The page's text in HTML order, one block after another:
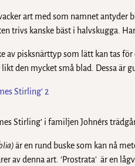
art med som namnet antyder
trivs kanske bäst i halvskugga.
av pisksnärttyp som lätt kan tas
den mycket små blad. Dessa är
Stirling’ i familjen Johnérs
är en rund buske som kan nå
av denna art. ’Prostrata’ är en